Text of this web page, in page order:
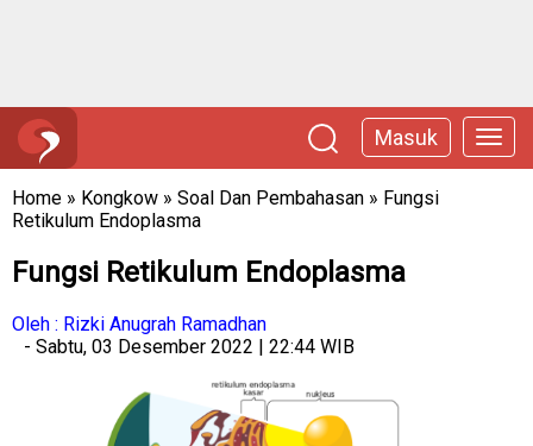
Masuk
Home » Kongkow » Soal Dan Pembahasan » Fungsi
Retikulum Endoplasma
Fungsi Retikulum Endoplasma
Oleh : Rizki Anugrah Ramadhan
- Sabtu, 03 Desember 2022 | 22:44 WIB